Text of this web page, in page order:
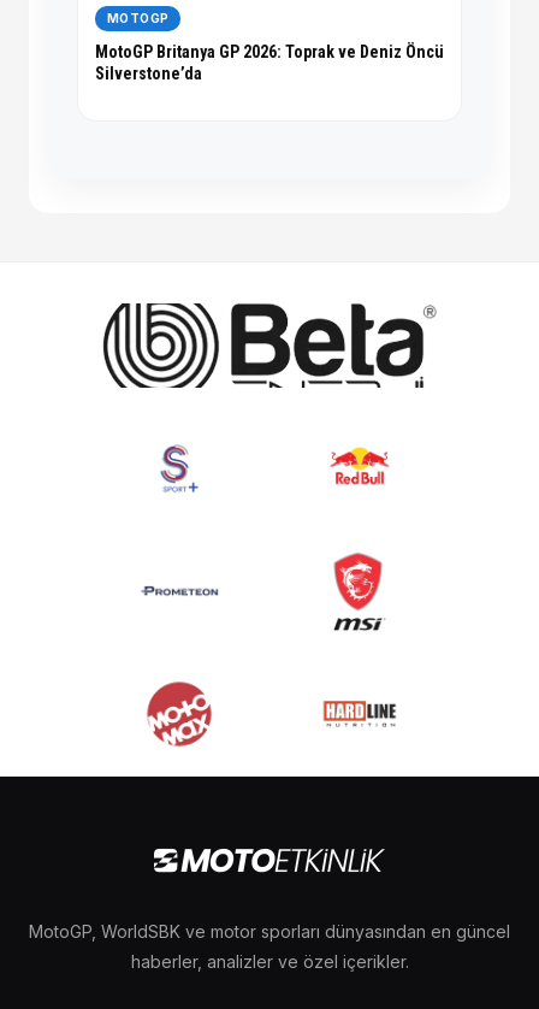
MOTOGP
MotoGP Britanya GP 2026: Toprak ve Deniz Öncü
Silverstone’da
MotoGP, WorldSBK ve motor sporları dünyasından en güncel
haberler, analizler ve özel içerikler.